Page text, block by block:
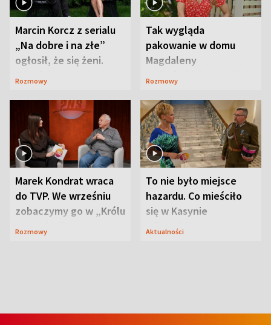
Marcin Korcz z serialu
„Na dobre i na złe”
ogłosił, że się żeni.
Zdradził, co zmienił
Rozmowy
Tak wygląda
pakowanie w domu
Magdaleny
Waligórskiej-Lisieckiej.
Rozmowy
Marek Kondrat wraca
do TVP. We wrześniu
zobaczymy go w „Królu
Maciusiu I”
Rozmowy
To nie było miejsce
hazardu. Co mieściło
się w Kasynie
Oficerskim?
Aktualności